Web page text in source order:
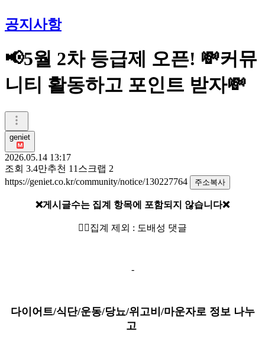
공지사항
📢5월 2차 등급제 오픈! 💸커뮤
니티 활동하고 포인트 받자💸
geniet
2026.05.14 13:17
조회 3.4만추천 11 스크랩 2
https://geniet.co.kr/community/notice/130227764
주소복사
❌게시글수는 집계 항목에 포함되지 않습니다❌
🙅‍♀️집계 제외 : 도배성 댓글
-
다이어트/식단/운동/당뇨/위고비/마운자로 정보 나누
고